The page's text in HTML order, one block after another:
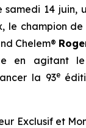
samedi 14 juin,
le champion
Chelem®
en agitant
la 93e
Exclusif et